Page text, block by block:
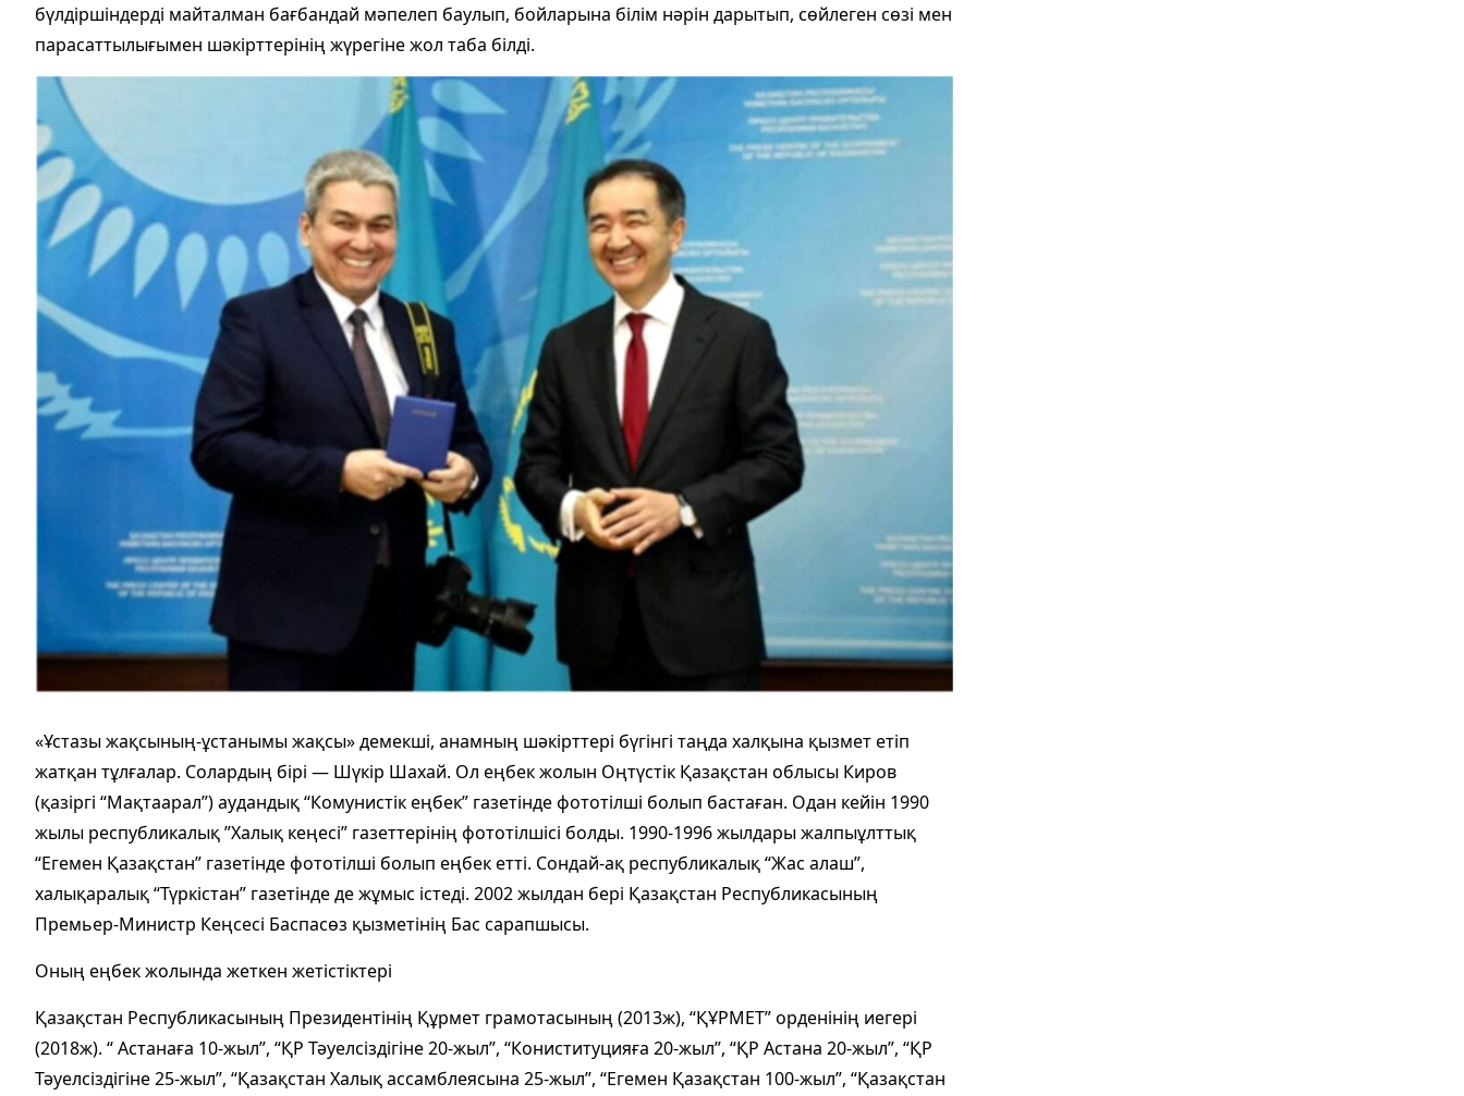
бүлдіршіндерді майталман бағбандай мәпелеп баулып, бойларына білім нәрін дарытып, сөйлеген сөзі мен
парасаттылығымен шәкірттерінің жүрегіне жол таба білді.
«Ұстазы жақсының-ұстанымы жақсы» демекші, анамның шәкірттері бүгінгі таңда халқына қызмет етіп
жатқан тұлғалар. Солардың бірі — Шүкір Шахай. Ол еңбек жолын Оңтүстік Қазақстан облысы Киров
(қазіргі “Мақтаарал”) аудандық “Комунистік еңбек” газетінде фототілші болып бастаған. Одан кейін 1990
жылы республикалық ”Халық кеңесі” газеттерінің фототілшісі болды. 1990-1996 жылдары жалпыұлттық
“Егемен Қазақстан” газетінде фототілші болып еңбек етті. Сондай-ақ республикалық “Жас алаш”,
халықаралық “Түркістан” газетінде де жұмыс істеді. 2002 жылдан бері Қазақстан Республикасының
Премьер-Министр Кеңсесі Баспасөз қызметінің Бас сарапшысы.
Оның еңбек жолында жеткен жетістіктері
Қазақстан Республикасының Президентінің Құрмет грамотасының (2013ж), “ҚҰРМЕТ” орденінің иегері
(2018ж). “ Астанаға 10-жыл”, “ҚР Тәуелсіздігіне 20-жыл”, “Кониституцияға 20-жыл”, “ҚР Астана 20-жыл”, “ҚР
Тәуелсіздігіне 25-жыл”, “Қазақстан Халық ассамблеясына 25-жыл”, “Егемен Қазақстан 100-жыл”, “Қазақстан